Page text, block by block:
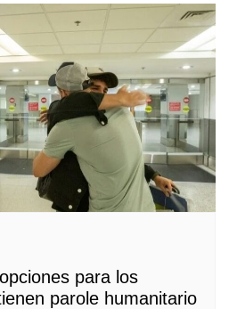
para los
parole humanitario